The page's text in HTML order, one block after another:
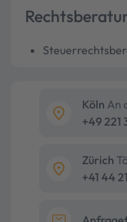
Köln An
+49 221
Zürich
+41 44